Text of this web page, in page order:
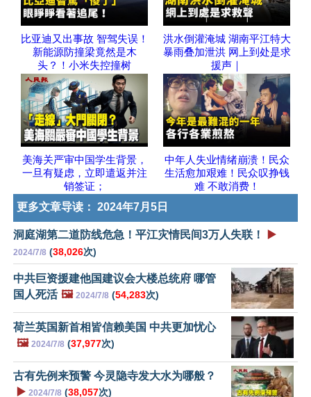
比亚迪又出事故 智驾失误！
新能源防撞梁竟然是木
头？！小米失控撞树
洪水倒灌淹城 湖南平江特大
暴雨叠加泄洪 网上到处是求
援声｜
美海关严审中国学生背景，
一旦有疑虑，立即遣返并注
销签证；
中年人失业情绪崩溃！民众
生活愈加艰难！民众叹挣钱
难 不敢消费！
更多文章导读： 2024年7月5日
洞庭湖第二道防线危急！平江灾情民间3万人失联！ ▶️
2024/7/8 (38,026次)
中共巨资援建他国建议会大楼总统府 哪管
国人死活 🖼️ 2024/7/8 (54,283次)
荷兰英国新首相皆信赖美国 中共更加忧心
🖼️ 2024/7/8 (37,977次)
古有先例来预警 今灵隐寺发大水为哪般？
▶️ 2024/7/8 (38,057次)